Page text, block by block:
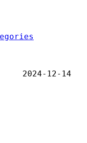
2024-12-14